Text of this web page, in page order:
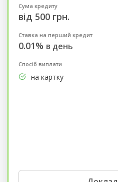
Сума кредиту
від 500 грн.
Ставка на перший кредит
0.01% в день
Спосіб виплати
на картку